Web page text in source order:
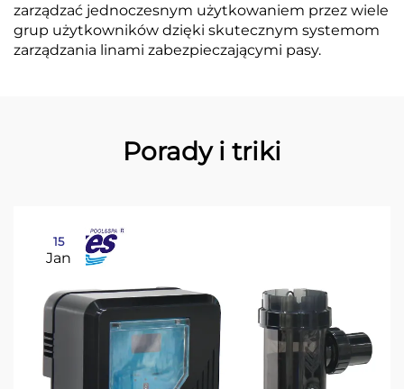
zarządzać jednoczesnym użytkowaniem przez wiele
grup użytkowników dzięki skutecznym systemom
zarządzania linami zabezpieczającymi pasy.
Porady i triki
15
Jan